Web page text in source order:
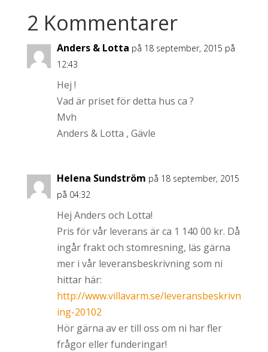
2 Kommentarer
Anders & Lotta på 18 september, 2015 på
12:43
Hej !
Vad är priset för detta hus ca ?
Mvh
Anders & Lotta , Gävle
Helena Sundström på 18 september, 2015
på 04:32
Hej Anders och Lotta!
Pris för vår leverans är ca 1 140 00 kr. Då
ingår frakt och stomresning, läs gärna
mer i vår leveransbeskrivning som ni
hittar här:
http://www.villavarm.se/leveransbeskrivn
ing-20102
Hör gärna av er till oss om ni har fler
frågor eller funderingar!